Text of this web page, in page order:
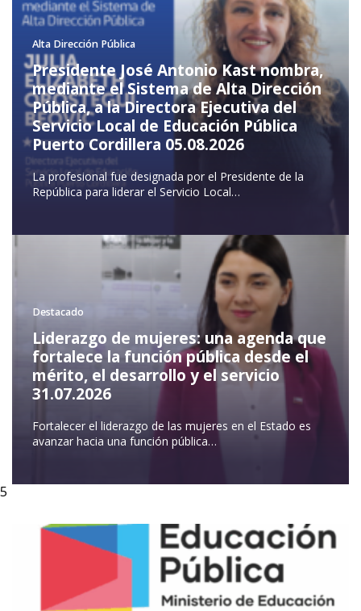
Alta Dirección Pública
Presidente José Antonio Kast nombra,
mediante el Sistema de Alta Dirección
Pública, a la Directora Ejecutiva del
Servicio Local de Educación Pública
Puerto Cordillera 05.08.2026
La profesional fue designada por el Presidente de la
República para liderar el Servicio Local…
Destacado
Liderazgo de mujeres: una agenda que
fortalece la función pública desde el
mérito, el desarrollo y el servicio
31.07.2026
Fortalecer el liderazgo de las mujeres en el Estado es
avanzar hacia una función pública…
5